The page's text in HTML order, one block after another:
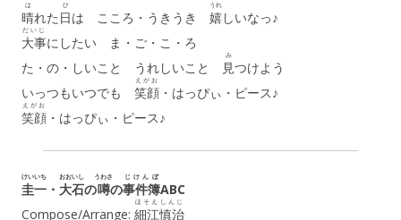
晴
は
れた 日
ひ
は こころ・うきうき 嬉
うれ
しいなっ♪
大事
だいじ
にしたい ま・ご・こ・ろ
た・の・しいこと うれしいこと
見
み
つけよう
いっつもいつでも 笑顔
えがお
・はっぴぃ・ピース♪
笑顔
えがお
・はっぴぃ・ピース♪
圭一
けいいち
・ 大石
おおいし
の噂
うわさ
の事件簿
じけんぼ
ABC
Compose/Arrange: 細江
ほそえ
慎治
しんじ